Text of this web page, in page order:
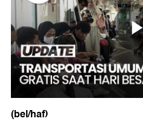
(bel/haf)